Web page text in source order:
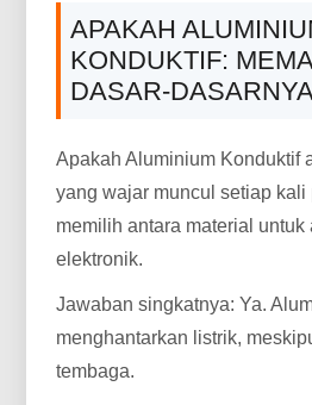
APAKAH
KONDUKTIF:
DASAR-
Apakah Aluminium Konduktif
yang wajar muncul setiap kali
memilih antara material
elektronik.
Jawaban singkatnya: Ya.
menghantarkan listrik,
tembaga.